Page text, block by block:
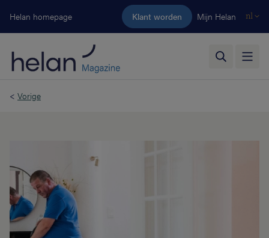
Ga naar de hoofdinhoud
Helan homepage Klant worden Mijn Helan nl
< Vorige